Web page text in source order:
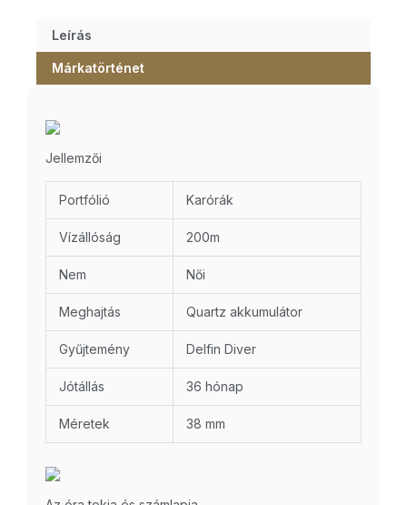
Leírás
Márkatörténet
Jellemzői
Portfólió Karórák
Vízállóság 200m
Nem Női
Meghajtás Quartz akkumulátor
Gyűjtemény Delfin Diver
Jótállás 36 hónap
Méretek 38 mm